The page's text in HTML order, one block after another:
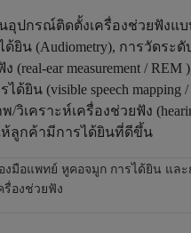
นอุปกรณ์ติดตั้งเครื่องช่วยฟังแ
ด้ยิน (Audiometry), การวัดระ
(real-ear measurement /
ด้ยิน (visible speech
วิเคราะห์เครื่องช่วยฟัง
ลูกค้ามีการได้ยินที่ดีขึ้น
งมือแพทย์ หูคอจมูก การได้ยิน และ
รื่องช่วยฟัง